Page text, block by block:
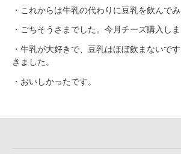
・これからは牛乳の代わりに豆乳を飲んで
・ごちそうさまでした。今月チーズ購入しま
・牛乳が大好きで、豆乳はほぼ飲まないで
きました。
・おいしかったです。